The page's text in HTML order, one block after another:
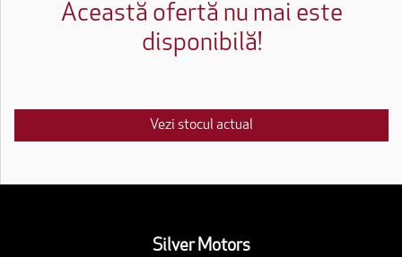
Această ofertă nu mai este
disponibilă!
Vezi stocul actual
Silver Motors